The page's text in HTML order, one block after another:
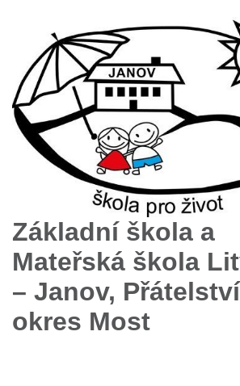
Základní škola a
Mateřská škola
– Janov,
okres Most